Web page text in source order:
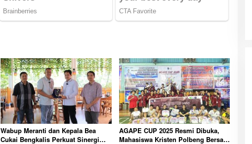
Wabup Meranti dan Kepala Bea
Cukai Bengkalis Perkuat Sinergi
AGAPE CUP 2025 Resmi Dibuka,
Mahasiswa Kristen Polbeng Bersatu